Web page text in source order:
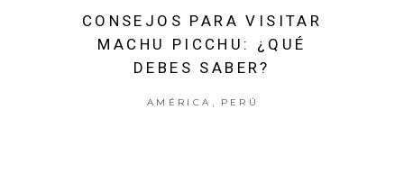
CONSEJOS PARA VISITAR
MACHU PICCHU: ¿QUÉ
DEBES SABER?
AMÉRICA , PERÚ